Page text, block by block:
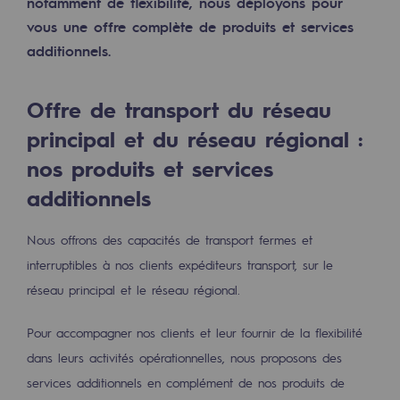
2050 : un monde d’énergies
Objectif Hydrogène
Objectif Biométhane
Le Labo
Acteur engagé
Acteur engagé
Ambition RSE
Responsabilité environnementale
BE POSITIF, le programme de
vous une offre complète de produits et services
additionnels.
Offre de transport du réseau
principal et du réseau régional :
nos produits et services
additionnels
Nous offrons des capacités de transport fermes et
interruptibles à nos clients expéditeurs transport, sur le
réseau principal et le réseau régional.
Pour accompagner nos clients et leur fournir de la flexibilité
dans leurs activités opérationnelles, nous proposons des
services additionnels en complément de nos produits de